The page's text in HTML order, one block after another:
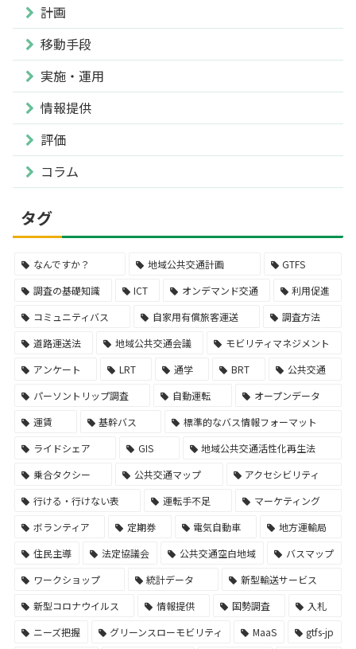
計画
移動手段
実施・運用
情報提供
評価
コラム
タグ
なんですか？ 地域公共交通計画
GTFS
調査の基礎知識
ICT オンデマンド交通
利用促進
コミュニティバス
自家用有償旅客運送
調査方法
道路運送法
地域公共交通会議
モビリティマネジメント
アンケート
LRT 通学 BRT
公共交通
パーソントリップ調査
自動運転
オープンデータ
運賃
基幹バス
標準的なバス情報フォーマット
ライドシェア
GIS
地域公共交通活性化再生法
乗合タクシー
公共交通マップ
アクセシビリティ
行ける・行けない表
運転手不足
マーケティング
ボランティア
定期券 電気自動車
地方運輸局
住民主導
法定協議会 公共交通空白地域
バスマップ
ワークショップ
統計データ
新型輸送サービス
新型コロナウイルス
情報提供 国勢調査
入札
ニーズ把握
グリーンスローモビリティ MaaS gtfs-jp